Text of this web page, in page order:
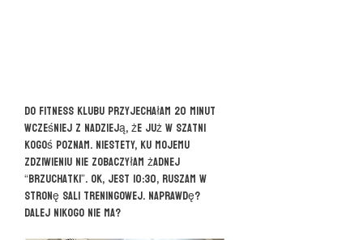
Do fitness klubu przyjechałam 20 minut
wcześniej z nadzieją, że już w szatni
kogoś poznam. Niestety, ku mojemu
zdziwieniu nie zobaczyłam żadnej
“brzuchatki”. Ok, jest 10:30, ruszam w
stronę sali treningowej. Naprawdę?
Dalej nikogo nie ma?